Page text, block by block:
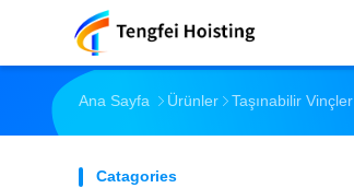
Ana Sayfa Ürünler Taşınabilir Vinçler
Catagories